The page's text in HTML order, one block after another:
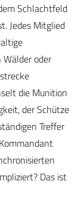
Schlachtfeld
Jedes Mitglied
Wälder oder
die Munition
der Schütze
Treffer
Das ist